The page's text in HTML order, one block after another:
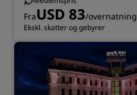
FraUSD 83/overnatning
Ekskl. skatter og gebyrer